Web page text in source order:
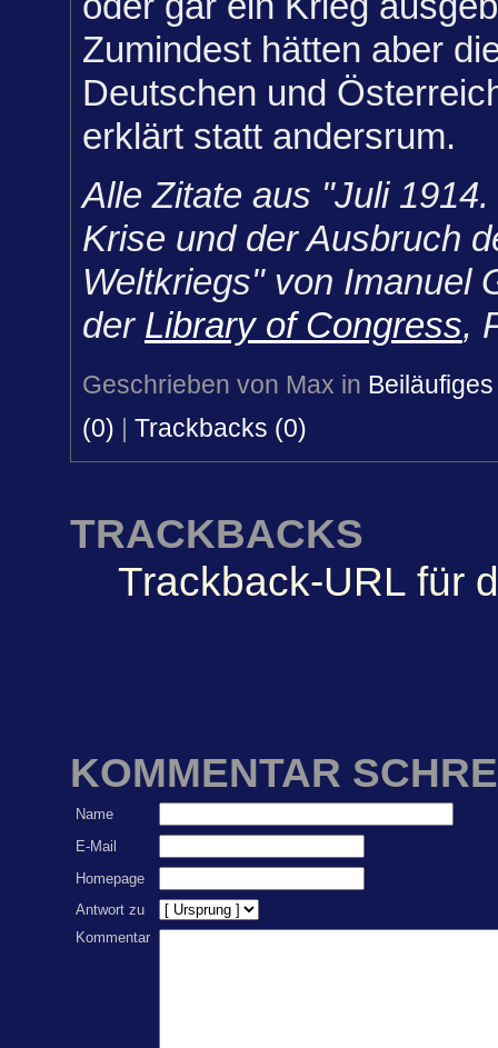
Zumindest hätten aber
Deutschen und
erklärt statt andersrum.
Alle Zitate aus "Juli
Krise und der Ausbruch
Weltkriegs" von Imanuel
der Library of Congress,
Geschrieben von Max in Beiläufiges
(0) | Trackbacks (0)
TRACKBACKS
Trackback-URL für
KOMMENTAR
Name
E-Mail
Homepage
Antwort zu
Kommentar